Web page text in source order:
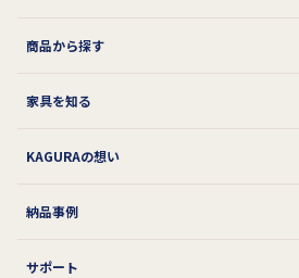
商品から探す
家具を知る
KAGURAの想い
納品事例
サポート